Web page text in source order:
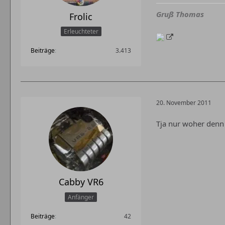
Frolic
Erleuchteter
Beiträge 3.413
Gruß Thomas
Cabby VR6
Anfänger
Beiträge 42
20. November 2011
Tja nur woher denn